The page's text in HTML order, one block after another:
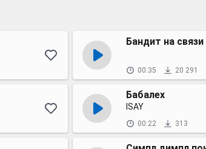
Бандит на связи
00:35 20 291
Бабалех
ISAY
00:22 313